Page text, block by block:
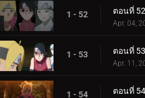
1 - 52 ตอนที่
Apr. 04,
1 - 53 ตอนที่
Apr. 11,
1 - 54 ตอนที่